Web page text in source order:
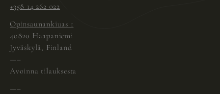
+358 14 262 022
Opinsaunankiuas 1
40820 Haapaniemi
Jyväskylä, Finland
—–
Avoinna tilauksesta
—–